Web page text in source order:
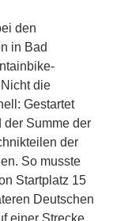
den
in Bad
die
Gestartet
der Summe der
der
So musste
Startplatz 15
Deutschen
einer Strecke,